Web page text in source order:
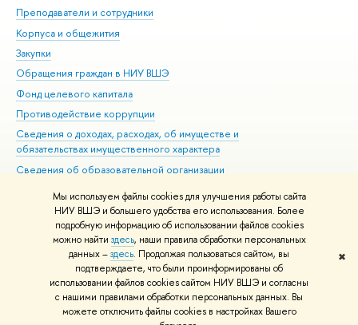
Мы используем файлы cookies для улучшения работы сайта
НИУ ВШЭ и большего удобства его использования. Более
подробную информацию об использовании файлов cookies
можно найти здесь, наши правила обработки персональных
данных –здесь. Продолжая пользоваться сайтом, вы
подтверждаете, что были проинформированы об
использовании файлов cookies сайтом НИУ ВШЭ и согласны
с нашими правилами обработки персональных данных. Вы
можете отключить файлы cookies в настройках Вашего
✖
Преподаватели и сотрудники
Корпуса и общежития
Закупки
Обращения граждан в НИУ ВШЭ
Фонд целевого капитала
Противодействие коррупции
Сведения о доходах, расходах, об имуществе и
обязательствах имущественного характера
Сведения об образовательной организации
Людям с ограниченными возможностями здоровья
Единая платежная страница
Работа в Вышке
© НИУ ВШЭ 1993–2026 Адреса и контакты Условия использования
материалов Политика конфиденциальности Карта сайта
Шрифты HSE Sans и HSE Slab разработаны вШколе дизайна НИУ ВШЭ